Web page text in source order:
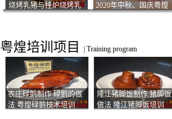
烧烤乳猪与挂炉烧烤乳
2020年中秋、国庆粤煌
粤煌培训项目 Training program
农庄碌鹅制作 碌鹅的做
法 粤煌碌鹅技术培训
隆江猪脚饭制作 猪脚饭
做法 隆江猪脚饭培训